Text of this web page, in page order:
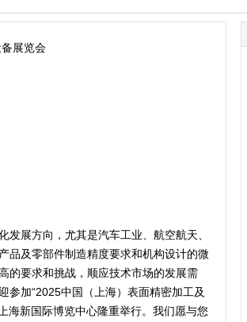
展览会
展方向，尤其是汽车工业、航空航天、
品及零部件制造精度要求和机构设计的微
的要求和挑战，顺应技术市场的发展需
参加“2025中国（上海）表面精密加工及
海新国际博览中心隆重举行。我们愿与您